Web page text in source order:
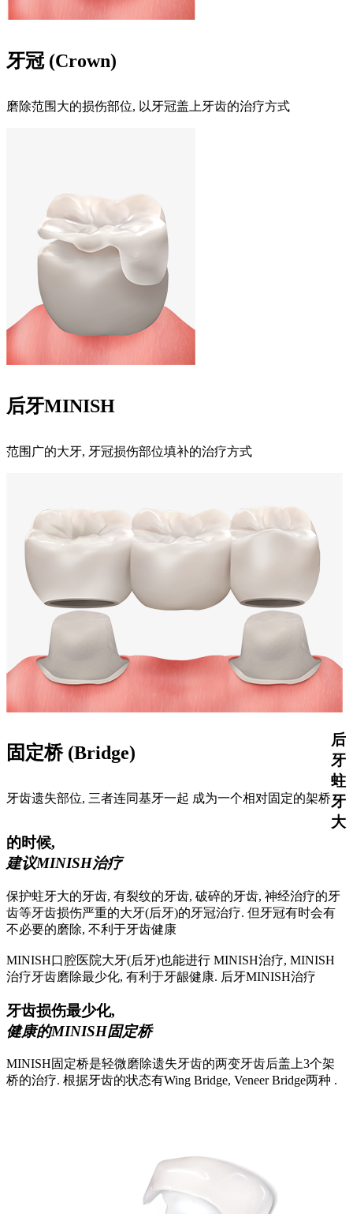
牙冠 (Crown)
磨除范围大的损伤部位, 以牙冠盖上牙齿的治疗方式
后牙MINISH
范围广的大牙, 牙冠损伤部位填补的治疗方式
固定桥 (Bridge)
牙齿遗失部位, 三者连同基牙一起 成为一个相对固定的架桥
后
牙
蛀
牙
大
的时候,
建议MINISH治疗
保护蛀牙大的牙齿, 有裂纹的牙齿, 破碎的牙齿, 神经治疗的牙
齿等牙齿损伤严重的大牙(后牙)的牙冠治疗. 但牙冠有时会有
不必要的磨除, 不利于牙齿健康
MINISH口腔医院大牙(后牙)也能进行 MINISH治疗, MINISH
治疗牙齿磨除最少化, 有利于牙龈健康. 后牙MINISH治疗
牙齿损伤最少化,
健康的MINISH固定桥
MINISH固定桥是轻微磨除遗失牙齿的两变牙齿后盖上3个架
桥的治疗. 根据牙齿的状态有Wing Bridge, Veneer Bridge两种 .